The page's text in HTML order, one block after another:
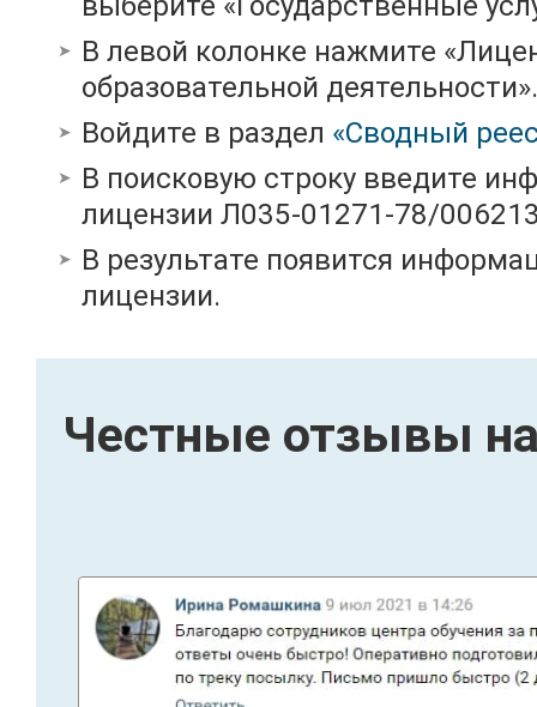
В левой колонке нажмите
образовательной деятельности».
Войдите в раздел «Сводный
В поисковую строку введите
лицензии Л035-01271-78/
В результате появится
лицензии.
Честные отзывы